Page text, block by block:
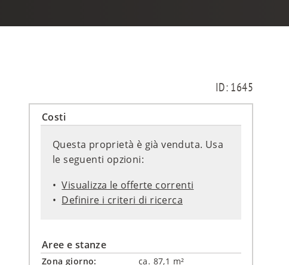
ID: 1645
Costi
Questa proprietà è già venduta. Usa
le seguenti opzioni:
Visualizza le offerte correnti
Definire i criteri di ricerca
Aree e stanze
Zona giorno:
ca. 87,1 m²